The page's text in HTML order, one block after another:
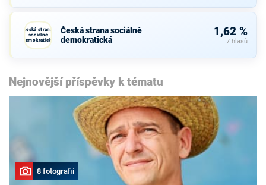
Česká strana
sociálně
demokratická
Česká strana sociálně
demokratická
1,62 %
7 hlasů
Nejnovější příspěvky k tématu
8 fotografií